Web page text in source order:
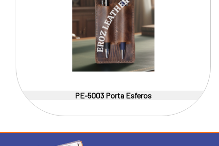
PE-5003 Porta Esferos